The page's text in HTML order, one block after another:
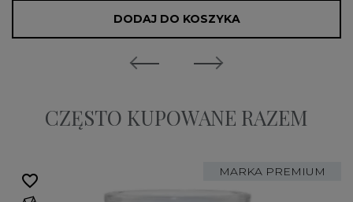
DODAJ DO KOSZYKA
CZĘSTO KUPOWANE RAZEM
MARKA PREMIUM
favorite_border